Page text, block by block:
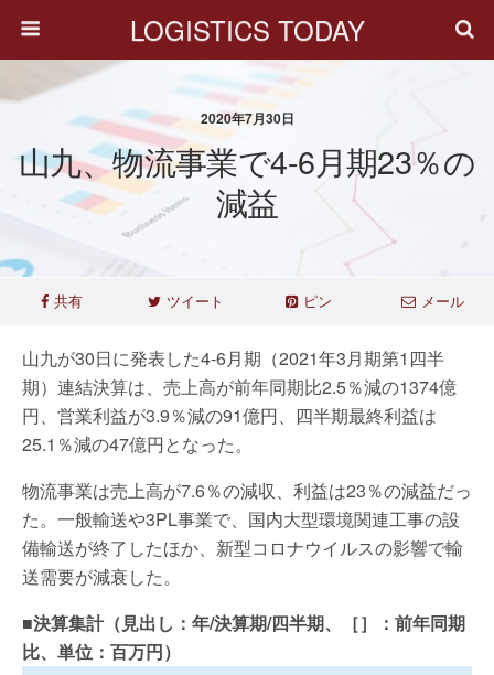
LOGISTICS TODAY
2020年7月30日
山九、物流事業で4-6月期23％の
減益
共有 ツイート ピン メール
山九が30日に発表した4-6月期（2021年3月期第1四半
期）連結決算は、売上高が前年同期比2.5％減の1374億
円、営業利益が3.9％減の91億円、四半期最終利益は
25.1％減の47億円となった。
物流事業は売上高が7.6％の減収、利益は23％の減益だっ
た。一般輸送や3PL事業で、国内大型環境関連工事の設
備輸送が終了したほか、新型コロナウイルスの影響で輸
送需要が減衰した。
■決算集計（見出し：年/決算期/四半期、［］：前年同期
比、単位：百万円）